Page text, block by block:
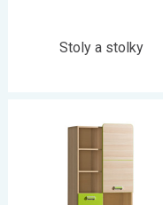
Stoly a stolky